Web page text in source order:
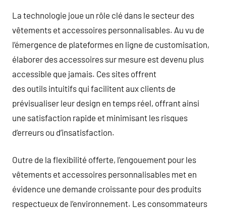
La technologie joue un rôle clé dans le secteur des
vêtements et accessoires personnalisables. Au vu de
l’émergence de plateformes en ligne de customisation,
élaborer des accessoires sur mesure est devenu plus
accessible que jamais. Ces sites offrent
des outils intuitifs qui facilitent aux clients de
prévisualiser leur design en temps réel, offrant ainsi
une satisfaction rapide et minimisant les risques
d’erreurs ou d’insatisfaction.
Outre de la flexibilité offerte, l’engouement pour les
vêtements et accessoires personnalisables met en
évidence une demande croissante pour des produits
respectueux de l’environnement. Les consommateurs